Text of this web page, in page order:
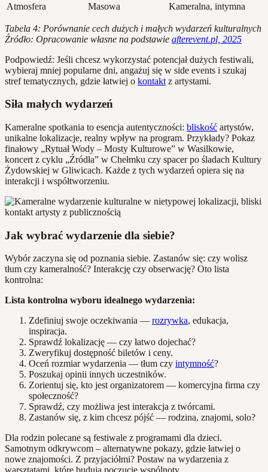
Atmosfera
Masowa Kameralna, intymna
Tabela 4: Porównanie cech dużych i małych wydarzeń kulturalnych
Źródło: Opracowanie własne na podstawie afterevent.pl, 2025
Podpowiedź: Jeśli chcesz wykorzystać potencjał dużych festiwali,
wybieraj mniej popularne dni, angażuj się w side events i szukaj
stref tematycznych, gdzie łatwiej o kontakt z artystami.
Siła małych wydarzeń
Kameralne spotkania to esencja autentyczności: bliskość artystów,
unikalne lokalizacje, realny wpływ na program. Przykłady? Pokaz
finałowy „Rytuał Wody – Mosty Kulturowe” w Wasilkowie,
koncert z cyklu „Źródła” w Chełmku czy spacer po śladach Kultury
Żydowskiej w Gliwicach. Każde z tych wydarzeń opiera się na
interakcji i współtworzeniu.
Jak wybrać wydarzenie dla siebie?
Wybór zaczyna się od poznania siebie. Zastanów się: czy wolisz
tłum czy kameralność? Interakcję czy obserwację? Oto lista
kontrolna:
Lista kontrolna wyboru idealnego wydarzenia:
Zdefiniuj swoje oczekiwania — rozrywka, edukacja,
inspiracja.
Sprawdź lokalizację — czy łatwo dojechać?
Zweryfikuj dostępność biletów i ceny.
Oceń rozmiar wydarzenia — tłum czy intymność?
Poszukaj opinii innych uczestników.
Zorientuj się, kto jest organizatorem — komercyjna firma czy
społeczność?
Sprawdź, czy możliwa jest interakcja z twórcami.
Zastanów się, z kim chcesz pójść — rodzina, znajomi, solo?
Dla rodzin polecane są festiwale z programami dla dzieci.
Samotnym odkrywcom – alternatywne pokazy, gdzie łatwiej o
nowe znajomości. Z przyjaciółmi? Postaw na wydarzenia z